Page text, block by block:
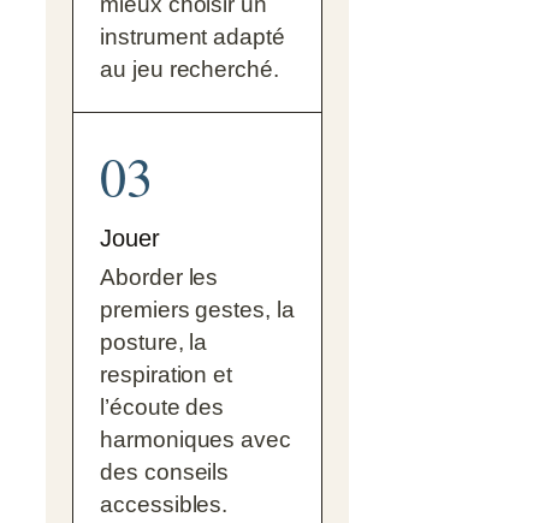
instrument adapté
au jeu recherché.
03
Jouer
Aborder les
premiers gestes, la
posture, la
respiration et
l’écoute des
harmoniques avec
des conseils
accessibles.